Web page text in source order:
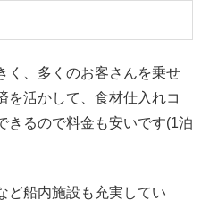
く、多くのお客さんを乗せ
を活かして、食材仕入れコ
きるので料金も安いです(1泊
ど船内施設も充実してい